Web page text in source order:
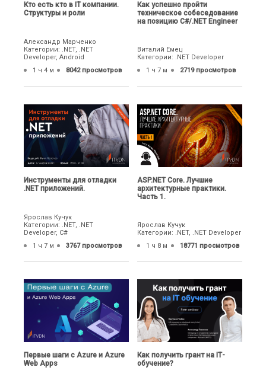
Кто есть кто в IT компании.
Структуры и роли
Александр Марченко
Категории: .NET, .NET
Developer, Android
1 ч 4 м
8042 просмотров
Как успешно пройти
техническое собеседование
на позицию C#/.NET Engineer
Виталий Емец
Категории: .NET Developer
1 ч 7 м
2719 просмотров
Инструменты для отладки
.NET приложений.
Ярослав Кучук
Категории: .NET, .NET
Developer, C#
1 ч 7 м
3767 просмотров
ASP.NET Core. Лучшие
архитектурные практики.
Часть 1.
Ярослав Кучук
Категории: .NET, .NET Developer
1 ч 8 м
18771 просмотров
Первые шаги с Azure и Azure
Web Apps
Как получить грант на ІТ-
обучение?